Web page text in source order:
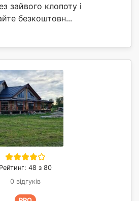
зайвого клопоту і
безкоштовн...
Рейтинг: 48 з 80
0 відгуків